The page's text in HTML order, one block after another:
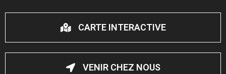
CARTE INTERACTIVE
VENIR CHEZ NOUS